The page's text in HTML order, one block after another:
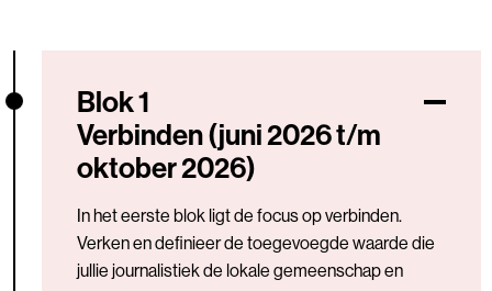
Blok 1
Verbinden (juni 2026 t/m
oktober 2026)
In het eerste blok ligt de focus op verbinden.
Verken en definieer de toegevoegde waarde die
jullie journalistiek de lokale gemeenschap en